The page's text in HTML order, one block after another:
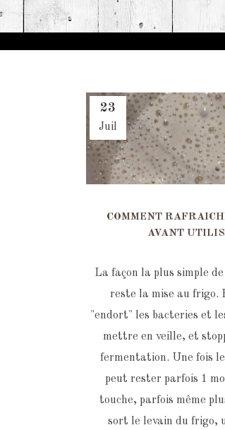
23
Juil
COMMENT
AVANT
La façon la plus simple
reste la mise au frigo.
"endort" les bacteries et
mettre en veille, et
fermentation. Une fois
peut rester parfois 1
touche, parfois même
sort le levain du frigo,